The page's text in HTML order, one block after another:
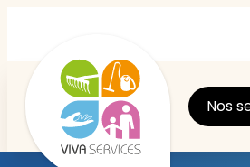
Nos